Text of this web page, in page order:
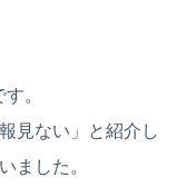
。
見ない」と紹介し
ました。